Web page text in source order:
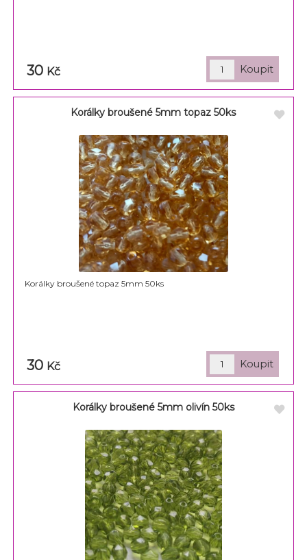
30 Kč
Korálky broušené 5mm topaz 50ks
Korálky broušené topaz 5mm 50ks
30 Kč
Korálky broušené 5mm olivín 50ks